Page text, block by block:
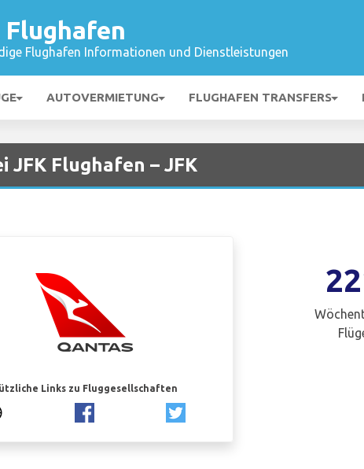
Flughafen
Flughafen Informationen und Dienstleistungen
AUTOVERMIETUNG FLUGHAFEN TRANSFERS
JFK Flughafen – JFK
Links zu Fluggesellschaften